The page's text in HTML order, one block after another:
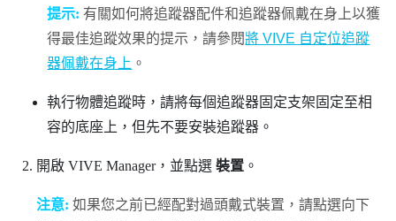
提示: 有關如何將追蹤器配件和追蹤器佩戴在身上以獲
得最佳追蹤效果的提示，請參閱將 VIVE 自定位追蹤
器佩戴在身上 。
執行物體追蹤時，請將每個追蹤器固定支架固定至相
容的底座上，但先不要安裝追蹤器。
開啟 VIVE Manager，並點選 裝置。
注意: 如果您之前已經配對過頭戴式裝置，請點選向下